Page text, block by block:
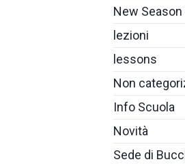
New
lezioni
lessons
Non
Info Scuola
Novità
Sede di